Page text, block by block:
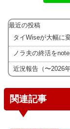
最近の投稿
タイWiseが大幅に
ノラ夫の終活を
近況報告（〜2026年
関連記事